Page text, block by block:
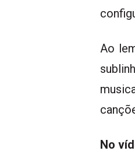
Ao
No